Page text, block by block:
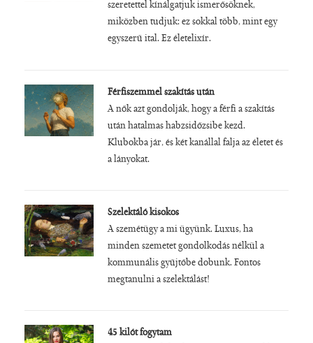
szeretettel kínálgatjuk ismerősöknek,
miközben tudjuk: ez sokkal több, mint egy
egyszerű ital. Ez életelixír.
Férfiszemmel szakítás után
A nők azt gondolják, hogy a férfi a szakítás
után hatalmas habzsidőzsibe kezd.
Klubokba jár, és két kanállal falja az életet és
a lányokat.
Szelektáló kisokos
A szemétügy a mi ügyünk. Luxus, ha
minden szemetet gondolkodás nélkül a
kommunális gyűjtőbe dobunk. Fontos
megtanulni a szelektálást!
45 kilót fogytam